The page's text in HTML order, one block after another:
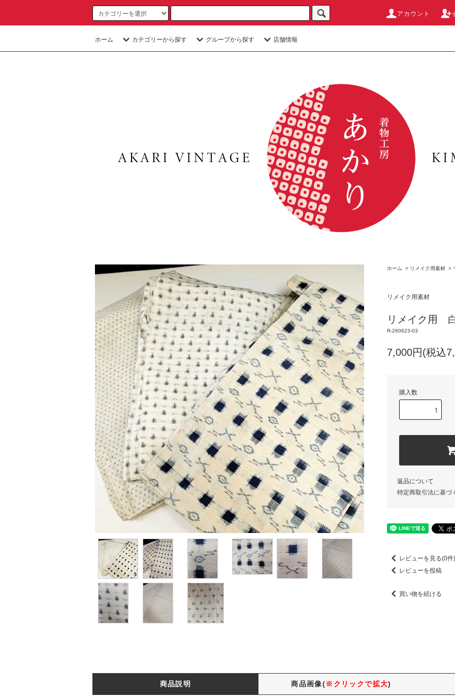
アカウント
ホーム カテゴリーから探す グループから探す 店舗情報
ホーム > リメイク用素材 >
リメイク用素材
リメイク用
R-260623-03
7,000円(税込
購入数
返品について
特定商取引法に基づ
レビューを見る(0件)
レビューを投稿
買い物を続ける
商品説明 商品画像(※クリックで拡大)